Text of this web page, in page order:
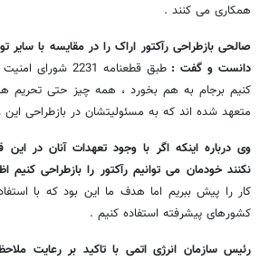
همکاری می کنند .
صالحی بازطراحی رآکتور اراک را در مقایسه با سایر
دانست و گفت :
طبق قطعنامه
کنیم برجام به هم بخورد ، همه چیز حتی تحریم ها
متعهد شده اند که به مسئولیتشان در بازطراحی این
وی درباره اینکه اگر با وجود تعهدات آنان در
نکنند خودمان می توانیم رآکتور را بازطراحی کنیم
کار را پیش ببریم اما هدف ما این بود که با
کشورهای پیشرفته استفاده کنیم .
رئیس سازمان انرژی اتمی با تاکید بر رعایت